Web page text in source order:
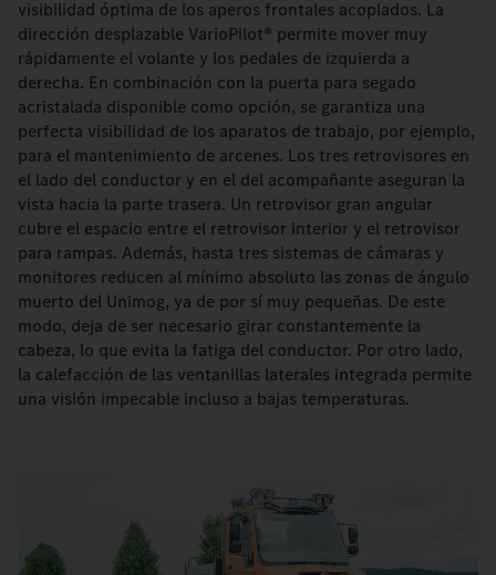
visibilidad óptima de los aperos frontales acoplados. La
dirección desplazable VarioPilot® permite mover muy
rápidamente el volante y los pedales de izquierda a
derecha. En combinación con la puerta para segado
acristalada disponible como opción, se garantiza una
perfecta visibilidad de los aparatos de trabajo, por ejemplo,
para el mantenimiento de arcenes. Los tres retrovisores en
el lado del conductor y en el del acompañante aseguran la
vista hacia la parte trasera. Un retrovisor gran angular
cubre el espacio entre el retrovisor interior y el retrovisor
para rampas. Además, hasta tres sistemas de cámaras y
monitores reducen al mínimo absoluto las zonas de ángulo
muerto del Unimog, ya de por sí muy pequeñas. De este
modo, deja de ser necesario girar constantemente la
cabeza, lo que evita la fatiga del conductor. Por otro lado,
la calefacción de las ventanillas laterales integrada permite
una visión impecable incluso a bajas temperaturas.